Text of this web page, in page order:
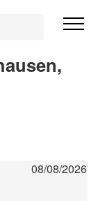
08/08/2026